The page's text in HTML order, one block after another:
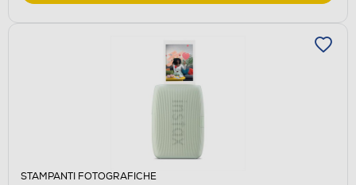
STAMPANTI FOTOGRAFICHE